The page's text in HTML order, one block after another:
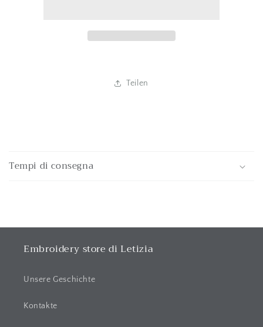
Teilen
i
n
Tempi di consegna
Embroidery store di Letizia
Unsere Geschichte
Kontakte